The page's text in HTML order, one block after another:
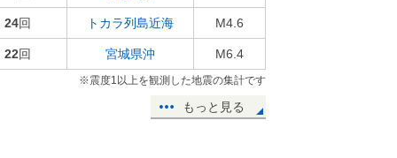
24回 トカラ列島近海 M4.6
22回 宮城県沖 M6.4
※震度1以上を観測した地震の集計です
もっと見る